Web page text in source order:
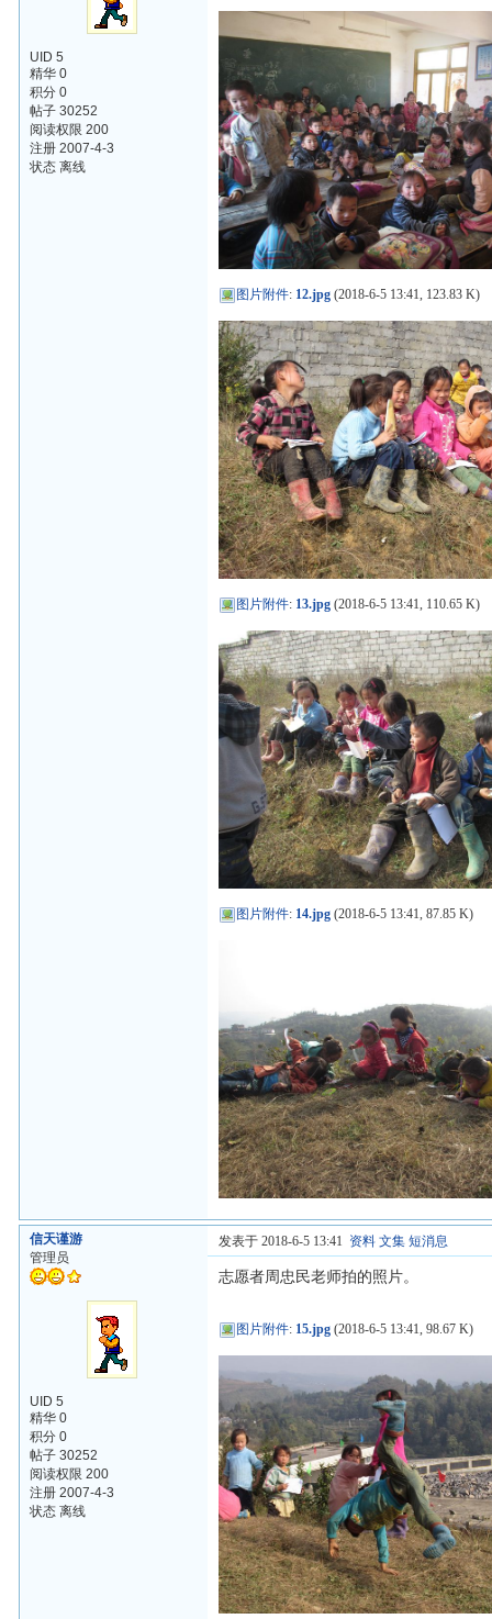
UID 5
精华 0
积分 0
帖子 30252
阅读权限 200
注册 2007-4-3
状态 离线
图片附件: 12.jpg (2018-6-5 13:41, 123.83 K)
图片附件: 13.jpg (2018-6-5 13:41, 110.65 K)
图片附件: 14.jpg (2018-6-5 13:41, 87.85 K)
信天谨游
管理员
UID 5
精华 0
积分 0
帖子 30252
阅读权限 200
注册 2007-4-3
状态 离线
发表于 2018-6-5 13:41 资料 文集 短消息
志愿者周忠民老师拍的照片。
图片附件: 15.jpg (2018-6-5 13:41, 98.67 K)